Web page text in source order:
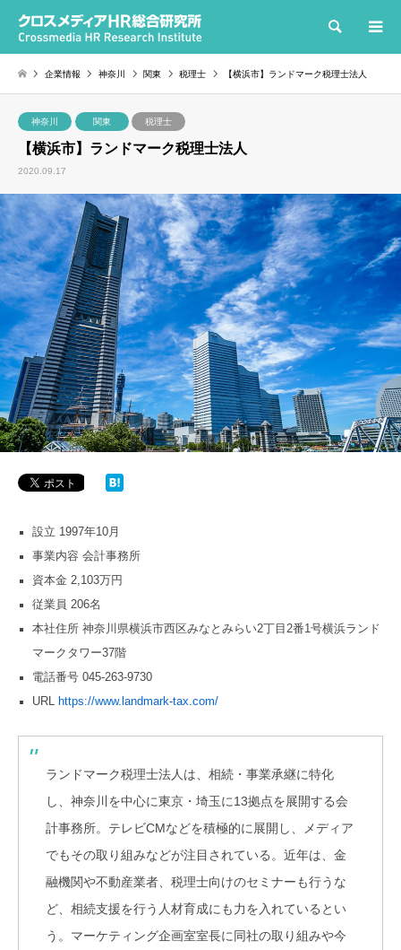
検索
企業情報 神奈川 関東 税理士 【横浜市】ランドマーク税理士法人
神奈川 関東 税理士
【横浜市】ランドマーク税理士法人
2020.09.17
設立 1997年10月
事業内容 会計事務所
資本金 2,103万円
従業員 206名
本社住所 神奈川県横浜市西区みなとみらい2丁目2番1号横浜ランド
マークタワー37階
電話番号 045-263-9730
URL https://www.landmark-tax.com/
ランドマーク税理士法人は、相続・事業承継に特化
し、神奈川を中心に東京・埼玉に13拠点を展開する会
計事務所。テレビCMなどを積極的に展開し、メディア
でもその取り組みなどが注目されている。近年は、金
融機関や不動産業者、税理士向けのセミナーも行うな
ど、相続支援を行う人材育成にも力を入れているとい
う。マーケティング企画室室長に同社の取り組みや今